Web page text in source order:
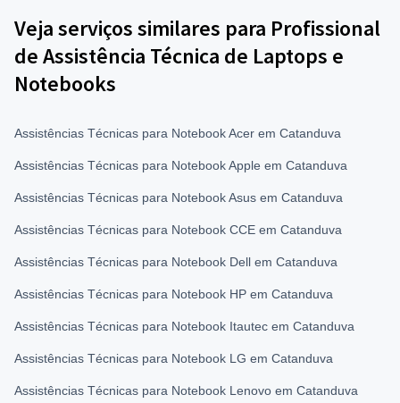
Veja serviços similares para Profissional
de Assistência Técnica de Laptops e
Notebooks
Assistências Técnicas para Notebook Acer em Catanduva
Assistências Técnicas para Notebook Apple em Catanduva
Assistências Técnicas para Notebook Asus em Catanduva
Assistências Técnicas para Notebook CCE em Catanduva
Assistências Técnicas para Notebook Dell em Catanduva
Assistências Técnicas para Notebook HP em Catanduva
Assistências Técnicas para Notebook Itautec em Catanduva
Assistências Técnicas para Notebook LG em Catanduva
Assistências Técnicas para Notebook Lenovo em Catanduva